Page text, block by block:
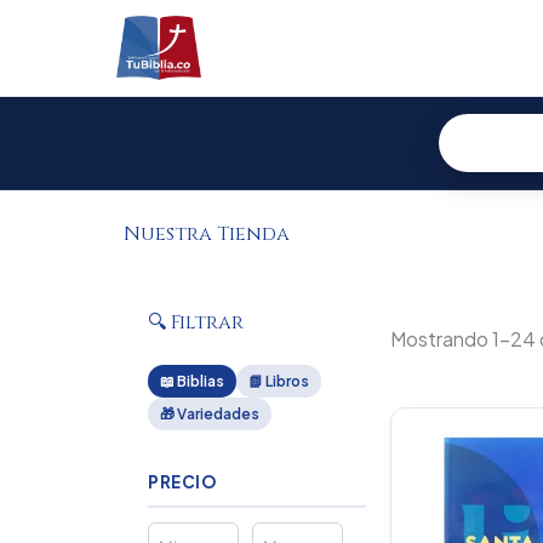
Nuestra Tienda
🔍 Filtrar
📖 Biblias
📗 Libros
🎁 Variedades
PRECIO
Mostrando